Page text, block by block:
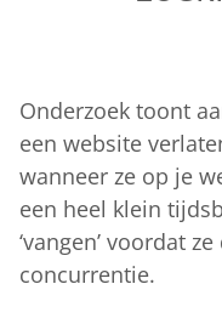
Onderzoek toont
een website
wanneer ze op je
een heel klein
‘vangen’ voordat
concurrentie.